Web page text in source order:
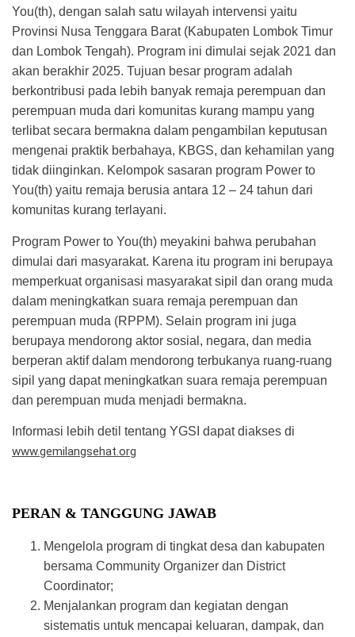
You(th), dengan salah satu wilayah intervensi yaitu
Provinsi Nusa Tenggara Barat (Kabupaten Lombok Timur
dan Lombok Tengah). Program ini dimulai sejak 2021 dan
akan berakhir 2025. Tujuan besar program adalah
berkontribusi pada lebih banyak remaja perempuan dan
perempuan muda dari komunitas kurang mampu yang
terlibat secara bermakna dalam pengambilan keputusan
mengenai praktik berbahaya, KBGS, dan kehamilan yang
tidak diinginkan. Kelompok sasaran program Power to
You(th) yaitu remaja berusia antara 12 – 24 tahun dari
komunitas kurang terlayani.
Program Power to You(th) meyakini bahwa perubahan
dimulai dari masyarakat. Karena itu program ini berupaya
memperkuat organisasi masyarakat sipil dan orang muda
dalam meningkatkan suara remaja perempuan dan
perempuan muda (RPPM). Selain program ini juga
berupaya mendorong aktor sosial, negara, dan media
berperan aktif dalam mendorong terbukanya ruang-ruang
sipil yang dapat meningkatkan suara remaja perempuan
dan perempuan muda menjadi bermakna.
Informasi lebih detil tentang YGSI dapat diakses di
www.gemilangsehat.org
PERAN & TANGGUNG JAWAB
Mengelola program di tingkat desa dan kabupaten
bersama Community Organizer dan District
Coordinator;
Menjalankan program dan kegiatan dengan
sistematis untuk mencapai keluaran, dampak, dan